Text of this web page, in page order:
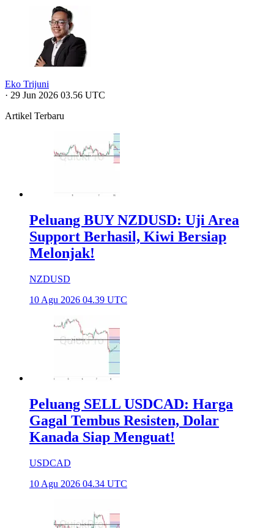
Eko Trijuni
· 29 Jun 2026 03.56 UTC
Artikel Terbaru
Peluang BUY NZDUSD: Uji Area
Support Berhasil, Kiwi Bersiap
Melonjak!
NZDUSD
10 Agu 2026 04.39 UTC
Peluang SELL USDCAD: Harga
Gagal Tembus Resisten, Dolar
Kanada Siap Menguat!
USDCAD
10 Agu 2026 04.34 UTC